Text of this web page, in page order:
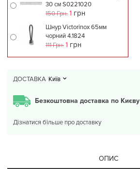
30 см S0221020
150 Грн.1 грн
Шнур Victorinox 65мм
чорний 4.1824
111 Грн.1 грн
ДОСТАВКА Київ
Безкоштовна доставка по Києву
Дізнатися більше про доставку
ОПИС